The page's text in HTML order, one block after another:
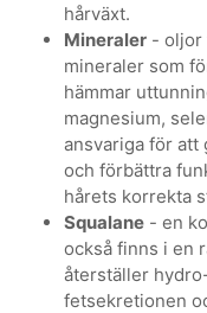
hårväxt.
Mineraler - oljor
mineraler som
hämmar
magnesium,
ansvariga för att
och förbättra
hårets korrekta
Squalane - en
också finns i en
återställer
fetsekretionen